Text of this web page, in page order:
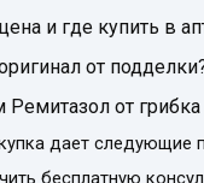
и где купить в
от
Ремитазол от
дает следующие
бесплатную